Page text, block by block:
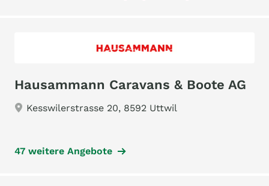
Hausammann Caravans & Boote AG
Kesswilerstrasse 20, 8592 Uttwil
47 weitere Angebote